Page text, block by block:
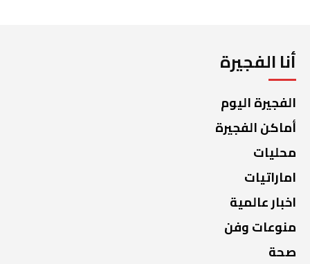
أنا الفجيرة
الفجيرة اليوم
أماكن الفجيرة
محليات
اماراتيات
اخبار عالمية
منوعات وفن
صحة